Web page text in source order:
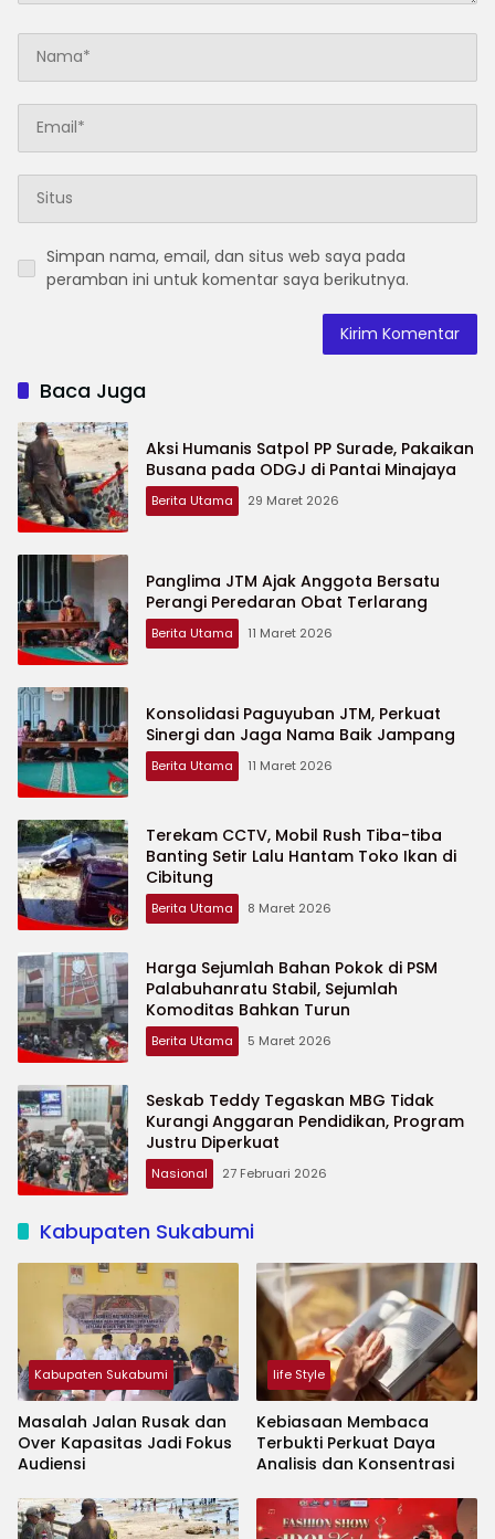
Simpan nama, email, dan situs web saya pada
peramban ini untuk komentar saya berikutnya.
Baca Juga
Aksi Humanis Satpol PP Surade, Pakaikan
Busana pada ODGJ di Pantai Minajaya
Berita Utama 29 Maret 2026
Panglima JTM Ajak Anggota Bersatu
Perangi Peredaran Obat Terlarang
Berita Utama 11 Maret 2026
Konsolidasi Paguyuban JTM, Perkuat
Sinergi dan Jaga Nama Baik Jampang
Berita Utama 11 Maret 2026
Terekam CCTV, Mobil Rush Tiba-tiba
Banting Setir Lalu Hantam Toko Ikan di
Cibitung
Berita Utama 8 Maret 2026
Harga Sejumlah Bahan Pokok di PSM
Palabuhanratu Stabil, Sejumlah
Komoditas Bahkan Turun
Berita Utama 5 Maret 2026
Seskab Teddy Tegaskan MBG Tidak
Kurangi Anggaran Pendidikan, Program
Justru Diperkuat
Nasional 27 Februari 2026
Kabupaten Sukabumi
Kabupaten Sukabumi
Masalah Jalan Rusak dan
Over Kapasitas Jadi Fokus
Audiensi
life Style
Kebiasaan Membaca
Terbukti Perkuat Daya
Analisis dan Konsentrasi